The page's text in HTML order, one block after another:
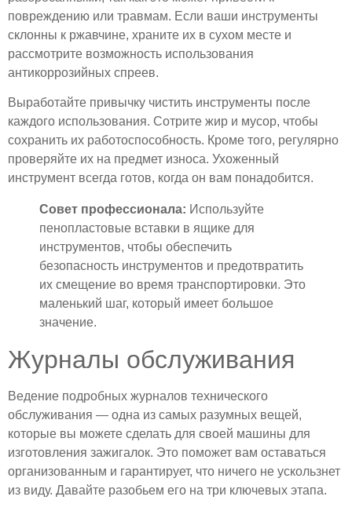
повреждению или травмам. Если ваши инструменты
склонны к ржавчине, храните их в сухом месте и
рассмотрите возможность использования
антикоррозийных спреев.
Выработайте привычку чистить инструменты после
каждого использования. Сотрите жир и мусор, чтобы
сохранить их работоспособность. Кроме того, регулярно
проверяйте их на предмет износа. Ухоженный
инструмент всегда готов, когда он вам понадобится.
Совет профессионала: Используйте
пенопластовые вставки в ящике для
инструментов, чтобы обеспечить
безопасность инструментов и предотвратить
их смещение во время транспортировки. Это
маленький шаг, который имеет большое
значение.
Журналы обслуживания
Ведение подробных журналов технического
обслуживания — одна из самых разумных вещей,
которые вы можете сделать для своей машины для
изготовления зажигалок. Это поможет вам оставаться
организованным и гарантирует, что ничего не ускользнет
из виду. Давайте разобьем его на три ключевых этапа.